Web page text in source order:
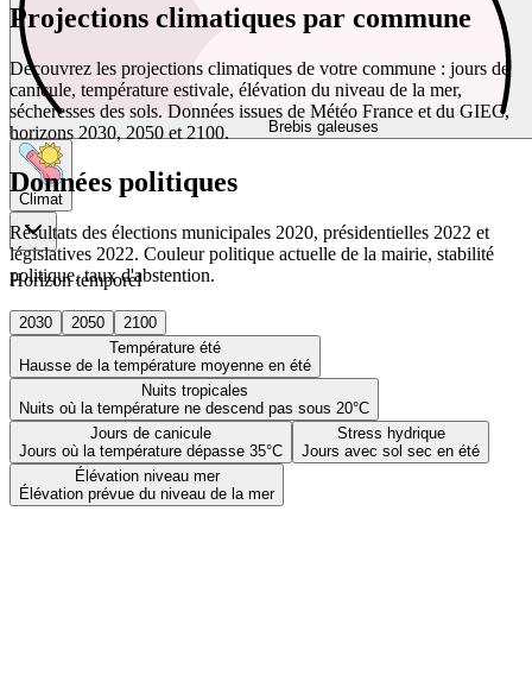
Brebis galeuses
Climat
Horizon temporel
2030 2050
2100
Température été
Hausse de la température moyenne en été
Nuits tropicales
Nuits où la température ne descend pas sous 20°C
Jours de canicule
Jours où la température dépasse 35°C
Stress hydrique
Jours avec sol sec en été
Élévation niveau mer
Élévation prévue du niveau de la mer
Projections climatiques par commune
Découvrez les projections climatiques de votre commune : jours de
canicule, température estivale, élévation du niveau de la mer,
sécheresses des sols. Données issues de Météo France et du GIEC,
horizons 2030, 2050 et 2100.
Données politiques
Résultats des élections municipales 2020, présidentielles 2022 et
législatives 2022. Couleur politique actuelle de la mairie, stabilité
politique, taux d'abstention.